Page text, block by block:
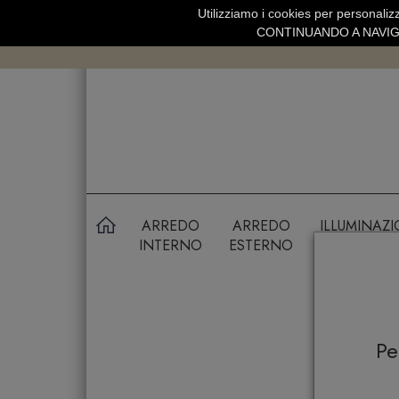
SPEDIZIONE GRATUITA SOPRA 99
ARREDO
INTERNO
ARREDO
ESTERNO
Utilizziamo i cookies per
CONTINUANDO A